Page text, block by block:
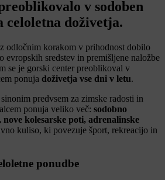
v sodoben
celoletna doživetja.
odločnim korakom v prihodnost dobilo
evropskih sredstev in premišljene naložbe
se je gorski center preoblikoval v
ponuja doživetja vse dni v letu.
predvsem za zimske radosti in
ponuja veliko več: sodobno
kolesarske poti, adrenalinske
kuliso, ki povezuje šport, rekreacijo in
ponudbe